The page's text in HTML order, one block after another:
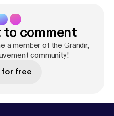
c'est moins
que transmettre
quelles
on l'utilise, comment on
on la sélectionne."
comment
a member of the Grandir,
community!
free